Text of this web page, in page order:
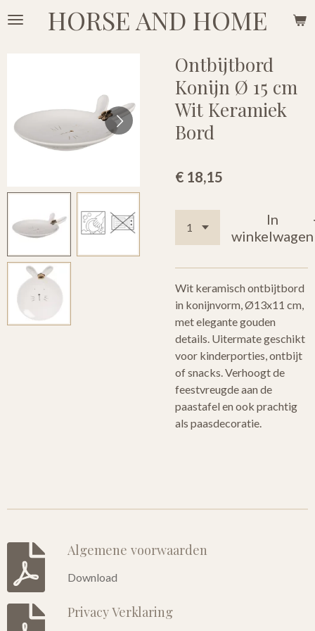
Ga
HORSE AND HOME
Ontbijtbord
Konijn Ø 15 cm
Wit Keramiek
Bord
€ 18,15
In
winkelwagen
Wit keramisch ontbijtbord
in konijnvorm, Ø13x11 cm,
met elegante gouden
details. Uitermate geschikt
voor kinderporties, ontbijt
of snacks. Verhoogt de
feestvreugde aan de
paastafel en ook prachtig
als paasdecoratie.
Algemene voorwaarden
Download
Privacy Verklaring